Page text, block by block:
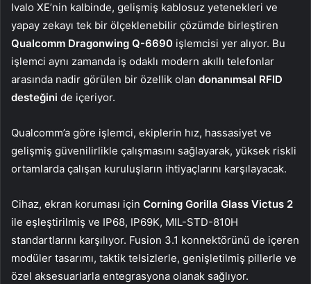
Ivalo XE’nin kalbinde, gelişmiş kablosuz yetenekleri ve
yapay zekayı tek bir ölçeklenebilir çözümde birleştiren
Qualcomm Dragonwing Q-6690 işlemcisi yer alıyor. Bu
işlemci aynı zamanda iş odaklı modern akıllı telefonlar
arasında nadir görülen bir özellik olan donanımsal RFID
desteğini de içeriyor.
Qualcomm’a göre işlemci, ekiplerin hız, hassasiyet ve
gelişmiş güvenilirlikle çalışmasını sağlayarak, yüksek riskli
ortamlarda çalışan kuruluşların ihtiyaçlarını karşılayacak.
Cihaz, ekran koruması için Corning Gorilla Glass Victus 2
ile eşleştirilmiş ve IP68, IP69K, MIL-STD-810H
standartlarını karşılıyor. Fusion 3.1 konnektörünü de içeren
modüler tasarımı, taktik telsizlerle, genişletilmiş pillerle ve
özel aksesuarlarla entegrasyona olanak sağlıyor.